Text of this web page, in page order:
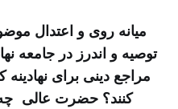
میانه روی و اعتدال
توصیه و اندرز در جامعه
مراجع دینی برای
کنند؟ حضرت عالی چه